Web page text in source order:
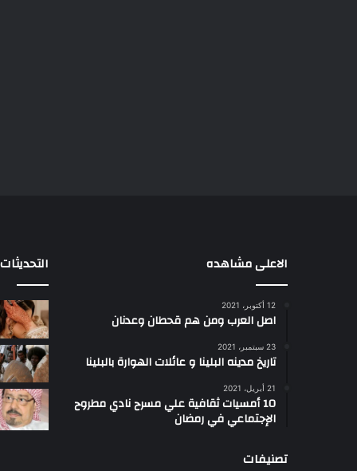
الاعلى مشاهده
12 أكتوبر، 2021
اصل العرب ومن هم قحطان وعدنان
23 سبتمبر، 2021
تاريخ مدينه البلينا و عائلات الهوارة بالبلينا
21 أبريل، 2021
10 أمسيات ثقافية علي مسرح نادي مطروح
الإجتماعي في رمضان
تصنيفات
التحديثات
تعبر إلى قطاع
اللد..
الكاملة
المجازر
وعمليات
منذ 4 أسابيع
مذبحة اللد.. القصة الكاملة
لإحدى أكبر المجازر وعمليات